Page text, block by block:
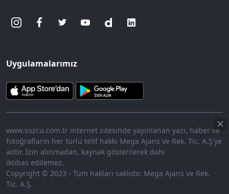
Uygulamalarımız
www.sozcu.com.tr internet sitesinde yayınlanan yazı, haber ve
fotoğrafların her türlü telif hakkı Mega Ajans ve Rek. Tic. A.Ş'ye
aittir. İzin alınmadan, kaynak gösterilerek dahi
iktibas edilemez.
Copyright © 2023 - Tüm hakları saklıdır. Mega Ajans ve Rek.
Tic. A.Ş.